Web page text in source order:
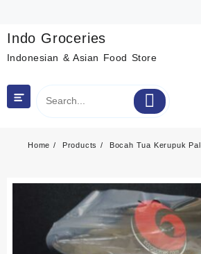
content
Indo Groceries
Indonesian & Asian Food Store
Home Products
Bocah Tua Kerupuk